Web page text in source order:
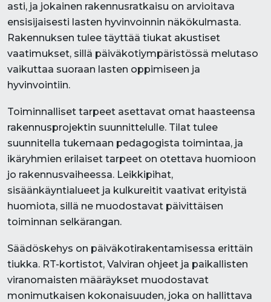
asti, ja jokainen rakennusratkaisu on arvioitava
ensisijaisesti lasten hyvinvoinnin näkökulmasta.
Rakennuksen tulee täyttää tiukat akustiset
vaatimukset, sillä päiväkotiympäristössä melutaso
vaikuttaa suoraan lasten oppimiseen ja
hyvinvointiin.
Toiminnalliset tarpeet asettavat omat haasteensa
rakennusprojektin suunnittelulle. Tilat tulee
suunnitella tukemaan pedagogista toimintaa, ja
ikäryhmien erilaiset tarpeet on otettava huomioon
jo rakennusvaiheessa. Leikkipihat,
sisäänkäyntialueet ja kulkureitit vaativat erityistä
huomiota, sillä ne muodostavat päivittäisen
toiminnan selkärangan.
Säädöskehys on päiväkotirakentamisessa erittäin
tiukka. RT-kortistot, Valviran ohjeet ja paikallisten
viranomaisten määräykset muodostavat
monimutkaisen kokonaisuuden, joka on hallittava